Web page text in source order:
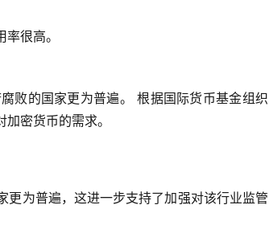
率很高。
败的国家更为普遍。 根据国际货币基金组织
密货币的需求。
为普遍，这进一步支持了加强对该行业监管